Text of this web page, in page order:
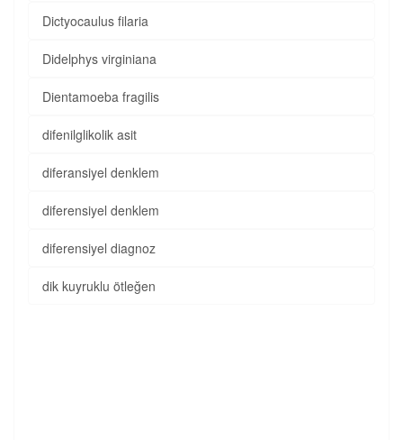
Dictyocaulus filaria
Didelphys virginiana
Dientamoeba fragilis
difenilglikolik asit
diferansiyel denklem
diferensiyel denklem
diferensiyel diagnoz
dik kuyruklu ötleğen